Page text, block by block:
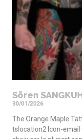
Sören
30/01/2026
The Orange Maple
tslocation2 Icon-